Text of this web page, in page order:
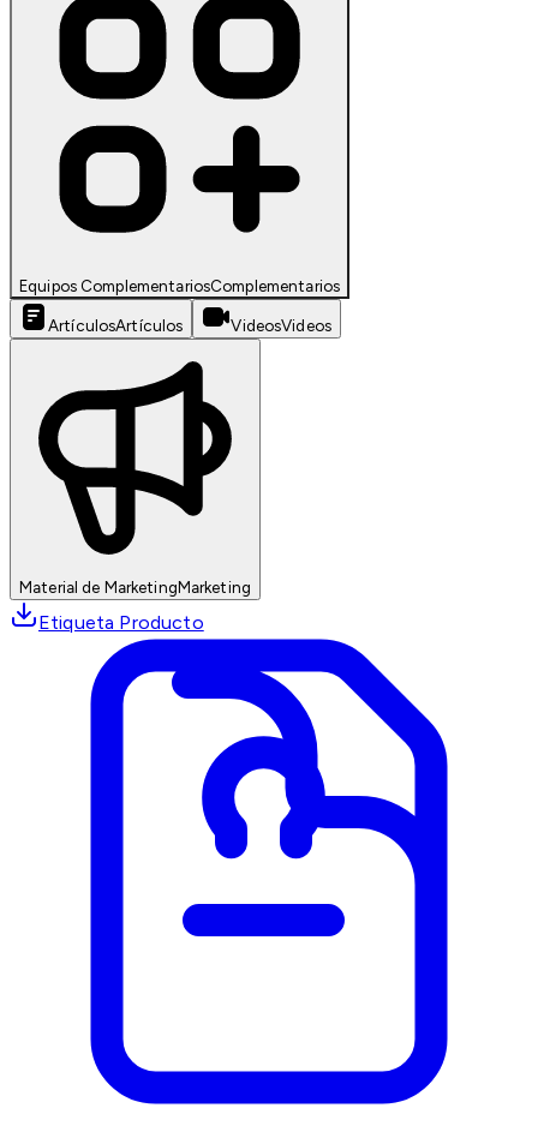
Equipos ComplementariosComplementarios
ArtículosArtículos VideosVideos
Material de MarketingMarketing
Etiqueta Producto